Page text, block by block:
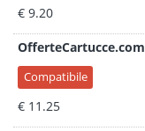
€ 9.20
OfferteCartucce.com
Compatibile
€ 11.25